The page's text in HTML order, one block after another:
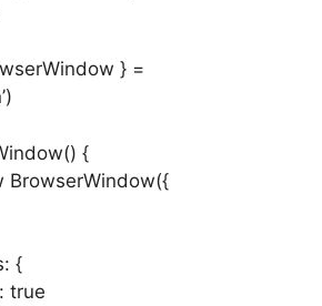
} =
{
BrowserWindow({
{
true